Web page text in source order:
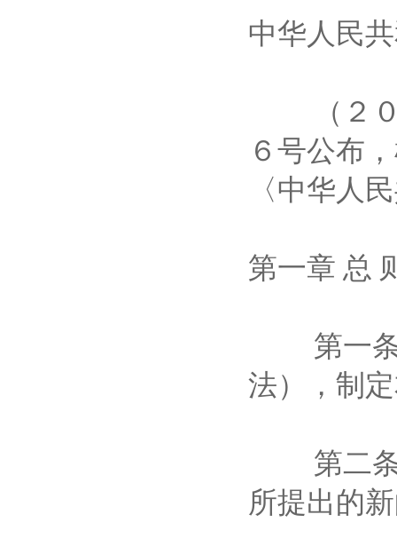
中华人民
（２０
６号公布
〈中华
第一章
第一条
法），制
第二条
所提出的